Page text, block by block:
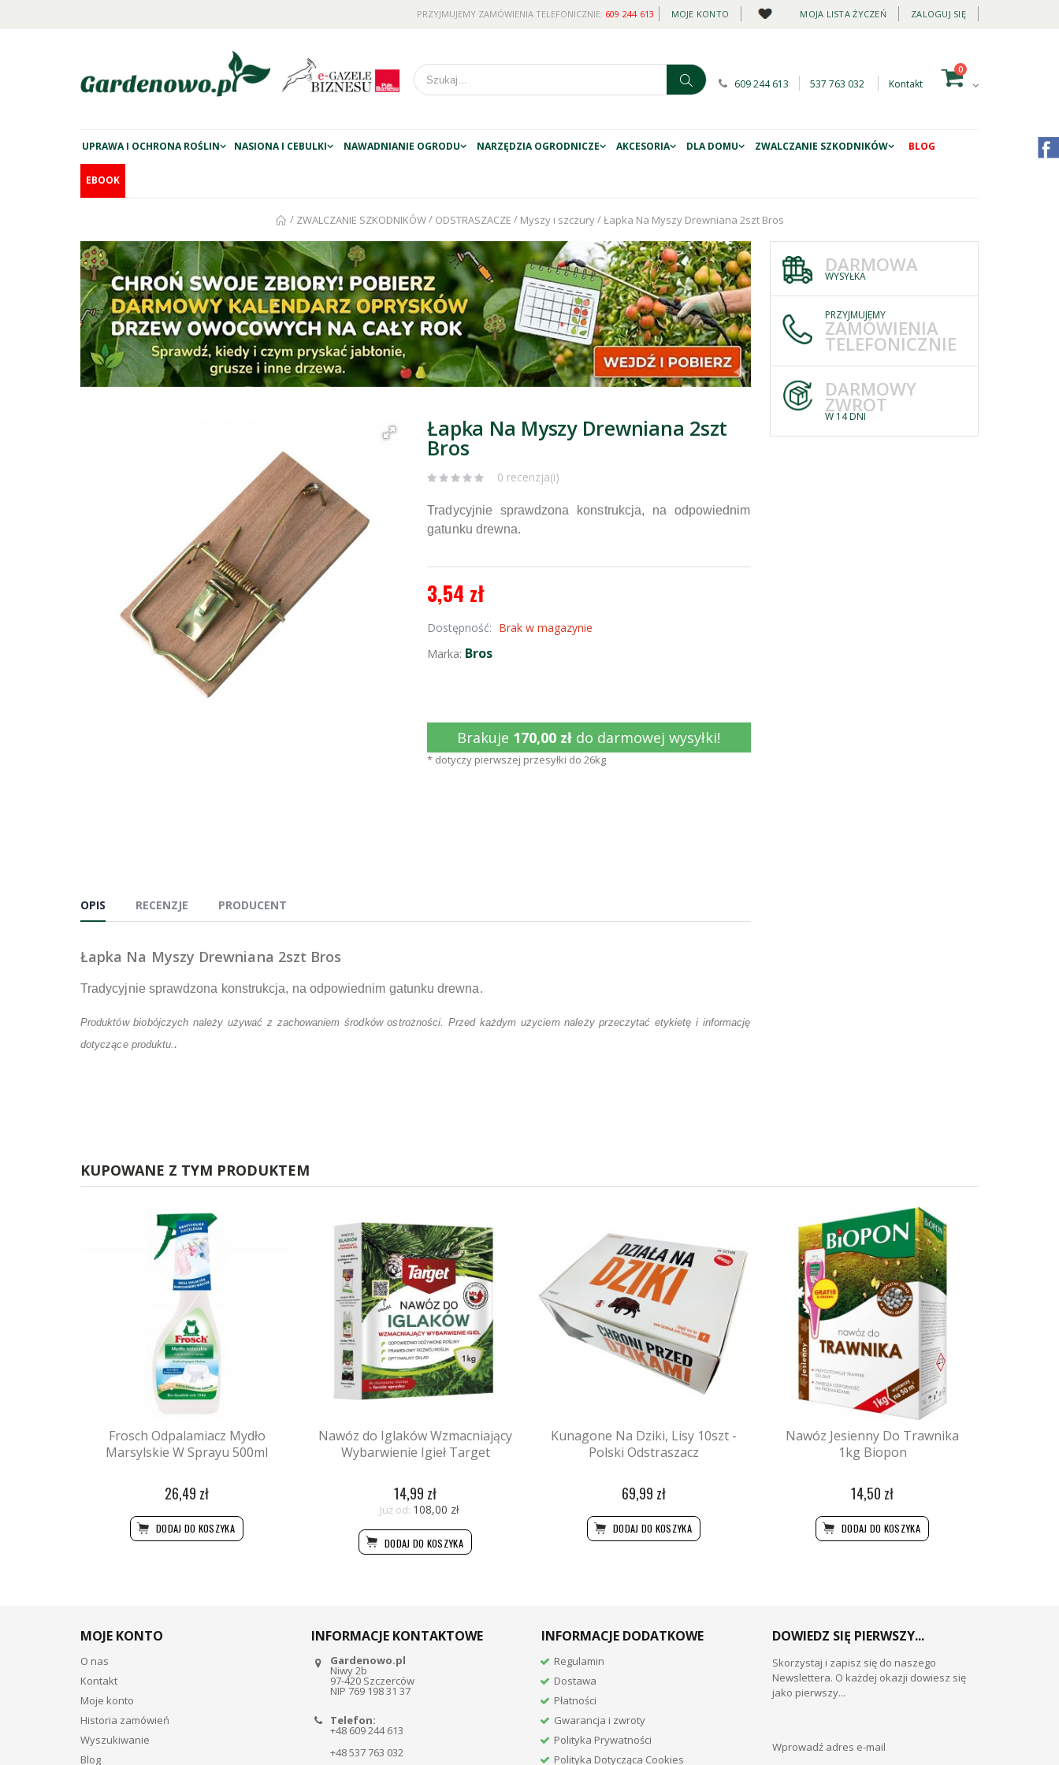
MOJE KONTO MOJA LISTA ŻYCZEŃ ZALOGUJ SIĘ
PRZYJMUJEMY ZAMÓWIENIA TELEFONICZNIE: 609 244 613
609 244 613 537 763 032 Kontakt
0
UPRAWA I OCHRONA ROŚLIN NASIONA I CEBULKI NAWADNIANIE OGRODU NARZĘDZIA OGRODNICZE AKCESORIA DLA DOMU ZWALCZANIE SZKODNIKÓW BLOG
EBOOK
/ ZWALCZANIE SZKODNIKÓW/ ODSTRASZACZE / Myszy i szczury/Łapka Na Myszy Drewniana 2szt Bros
Łapka Na Myszy Drewniana 2szt
Bros
0 recenzja(i)
Tradycyjnie sprawdzona konstrukcja, na odpowiednim
gatunku drewna.
3,54 zł
Dostępność: Brak w magazynie
Marka: Bros
Brakuje 170,00 zł do darmowej wysyłki!
* dotyczy pierwszej przesyłki do 26kg
OPIS RECENZJE PRODUCENT
Łapka Na Myszy Drewniana 2szt Bros
Tradycyjnie sprawdzona konstrukcja, na odpowiednim gatunku drewna.
Produktów biobójczych należy używać z zachowaniem środków ostrożności. Przed każdym użyciem należy przeczytać etykietę i informację
dotyczące produktu..
DARMOWA
WYSYŁKA
PRZYJMUJEMY
ZAMÓWIENIA
TELEFONICZNIE
DARMOWY
ZWROT
W 14 DNI
KUPOWANE Z TYM PRODUKTEM
Frosch Odpalamiacz Mydło
Marsylskie W Sprayu 500ml
26,49 zł
DODAJ DO KOSZYKA
Nawóz do Iglaków Wzmacniający
Wybarwienie Igieł Target
14,99 zł
Już od: 108,00 zł
DODAJ DO KOSZYKA
Kunagone Na Dziki, Lisy 10szt -
Polski Odstraszacz
69,99 zł
DODAJ DO KOSZYKA
Nawóz Jesienny Do Trawnika
1kg Biopon
14,50 zł
DODAJ DO KOSZYKA
MOJE KONTO
O nas
Kontakt
Moje konto
Historia zamówień
Wyszukiwanie
Blog
INFORMACJE KONTAKTOWE
Gardenowo.pl
Niwy 2b
97-420 Szczerców
NIP 769 198 31 37
Telefon:
+48 609 244 613
+48 537 763 032
INFORMACJE DODATKOWE
Regulamin
Dostawa
Płatności
Gwarancja i zwroty
Polityka Prywatności
Polityka Dotycząca Cookies
DOWIEDZ SIĘ PIERWSZY...
Skorzystaj i zapisz się do naszego
Newslettera. O każdej okazji dowiesz się
jako pierwszy...
Wprowadź adres e-mail